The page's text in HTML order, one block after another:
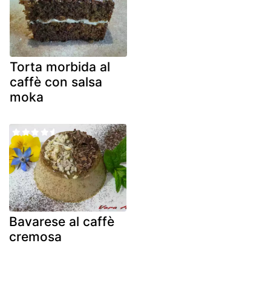
Torta morbida al
caffè con salsa
moka
Bavarese al caffè
cremosa